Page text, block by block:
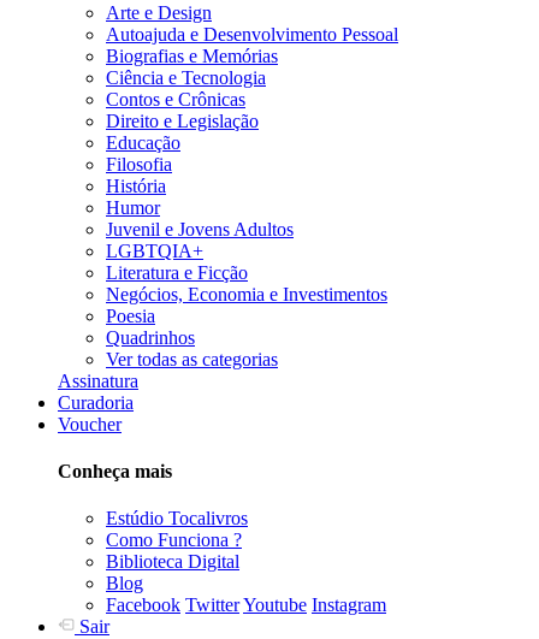
Arte e Design
Autoajuda e Desenvolvimento Pessoal
Biografias e Memórias
Ciência e Tecnologia
Contos e Crônicas
Direito e Legislação
Educação
Filosofia
História
Humor
Juvenil e Jovens Adultos
LGBTQIA+
Literatura e Ficção
Negócios, Economia e Investimentos
Poesia
Quadrinhos
Ver todas as categorias
Assinatura
Curadoria
Voucher
Conheça mais
Estúdio Tocalivros
Como Funciona ?
Biblioteca Digital
Blog
Facebook TwitterYoutube Instagram
Sair